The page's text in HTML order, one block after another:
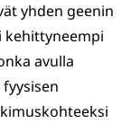
yhden geenin
kehittyneempi
avulla